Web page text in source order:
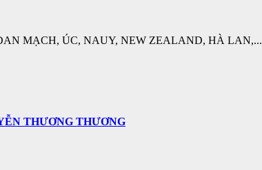
MẠCH, ÚC, NAUY, NEW ZEALAND, HÀ LAN,...
THƯƠNG THƯƠNG